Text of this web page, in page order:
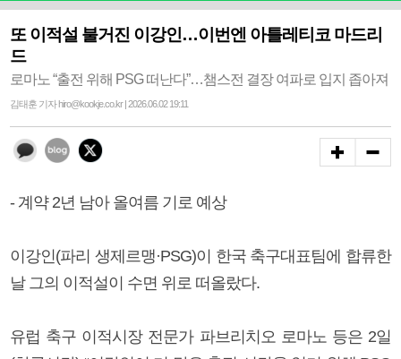
또 이적설 불거진 이강인…이번엔 아틀레티코 마드리
드
로마노 “출전 위해 PSG 떠난다”…챔스전 결장 여파로 입지 좁아져
김태훈 기자 hiro@kookje.co.kr | 2026.06.02 19:11
- 계약 2년 남아 올여름 기로 예상
이강인(파리 생제르맹·PSG)이 한국 축구대표팀에 합류한
날 그의 이적설이 수면 위로 떠올랐다.
유럽 축구 이적시장 전문가 파브리치오 로마노 등은 2일